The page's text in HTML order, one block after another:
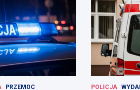
PRZEMOC POLICJA